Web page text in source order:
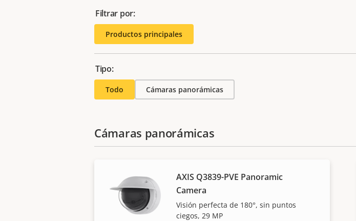
Filtrar por:
Productos principales
Tipo:
Todo Cámaras panorámicas
Cámaras panorámicas
AXIS Q3839-PVE Panoramic
Camera
Visión perfecta de 180°, sin puntos
ciegos, 29 MP